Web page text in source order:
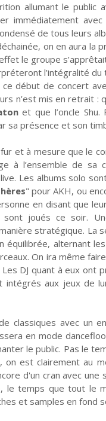
allumant le public
immédiatement avec
de tous leurs
on en aura la
le groupe
l’intégralité du
ce début de concert
n’est mis en retrait :
et que l’oncle Shu.
sa présence et son
et à mesure que le
à l’ensemble de sa
Les albums solo
" pour AKH, ou
en disant que
joués ce soir.
stratégique. La
équilibrée, alternant
On ira même
Les DJ quant à eux ont
aux jeux de
avec un
en mode
le public. Pas le
est clairement au
d'un cran avec une
le temps que tout le
et samples en fond